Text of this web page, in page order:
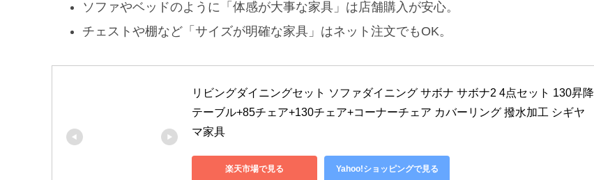
ソファやベッドのように「体感が大事な家具」は店舗購入が安心。
チェストや棚など「サイズが明確な家具」はネット注文でもOK。
リビングダイニングセット ソファダイニング サボナ サボナ2 4点セット 130昇降
テーブル+85チェア+130チェア+コーナーチェア カバーリング 撥水加工 シギヤ
マ家具
楽天市場で見る Yahoo!ショッピングで見る